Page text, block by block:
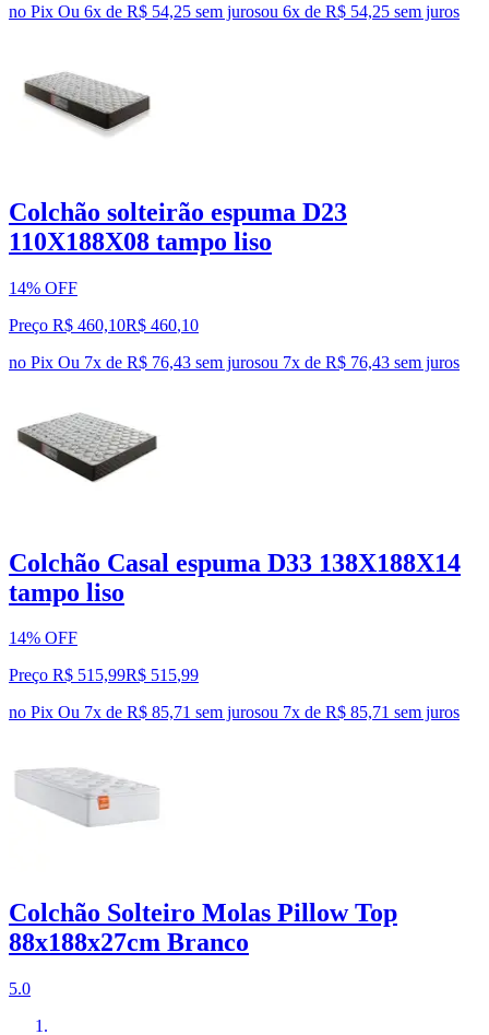
no Pix Ou 6x de R$ 54,25 sem jurosou 6x de R$ 54,25 sem juros
Colchão solteirão espuma D23
110X188X08 tampo liso
14% OFF
Preço R$ 460,10R$ 460,10
no Pix Ou 7x de R$ 76,43 sem jurosou 7x de R$ 76,43 sem juros
Colchão Casal espuma D33 138X188X14
tampo liso
14% OFF
Preço R$ 515,99R$ 515,99
no Pix Ou 7x de R$ 85,71 sem jurosou 7x de R$ 85,71 sem juros
Colchão Solteiro Molas Pillow Top
88x188x27cm Branco
5.0